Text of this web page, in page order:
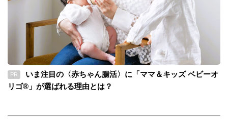
PR
いま注目の〈赤ちゃん腸活〉に「ママ＆キッズ ベビーオ
リゴ®」が選ばれる理由とは？